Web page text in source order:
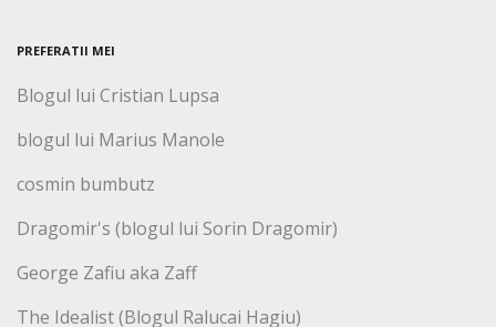
PREFERATII MEI
Blogul lui Cristian Lupsa
blogul lui Marius Manole
cosmin bumbutz
Dragomir's (blogul lui Sorin Dragomir)
George Zafiu aka Zaff
The Idealist (Blogul Ralucai Hagiu)